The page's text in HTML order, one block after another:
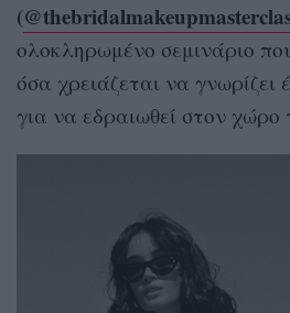
(
ολοκληρωμένο σεμινάριο
όσα χρειάζεται να γνωρίζει
για να εδραιωθεί στον χώρο